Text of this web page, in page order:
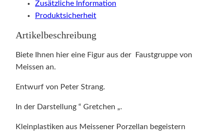
u
r
i
e
n
o
Zusätzliche Information
Produktsicherheit
Artikelbeschreibung
Biete Ihnen hier eine Figur aus der Faustgruppe von
Meissen an.
Entwurf von Peter Strang.
In der Darstellung “ Gretchen „.
Kleinplastiken aus Meissener Porzellan begeistern